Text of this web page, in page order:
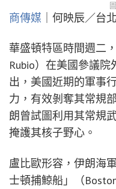
商傳媒 ｜何映辰／台
華盛頓特區時間週二
Rubio）在美國參議
出，美國近期的軍事
力，有效剝奪其常規
朗曾試圖利用其常規
掩護其核子野心。
盧比歐形容，伊朗海
士頓捕鯨船」（